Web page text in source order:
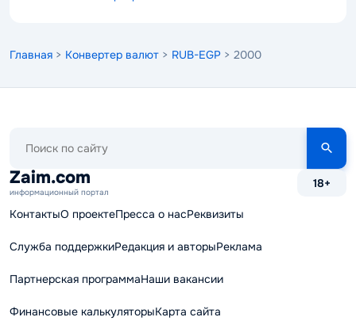
Главная > Конвертер валют > RUB-EGP > 2000
сайту
Zaim.com
информационный портал
18+
КонтактыО проектеПресса о насРеквизиты
Служба поддержкиРедакция и авторыРеклама
Партнерская программаНаши вакансии
Финансовые калькуляторыКарта сайта